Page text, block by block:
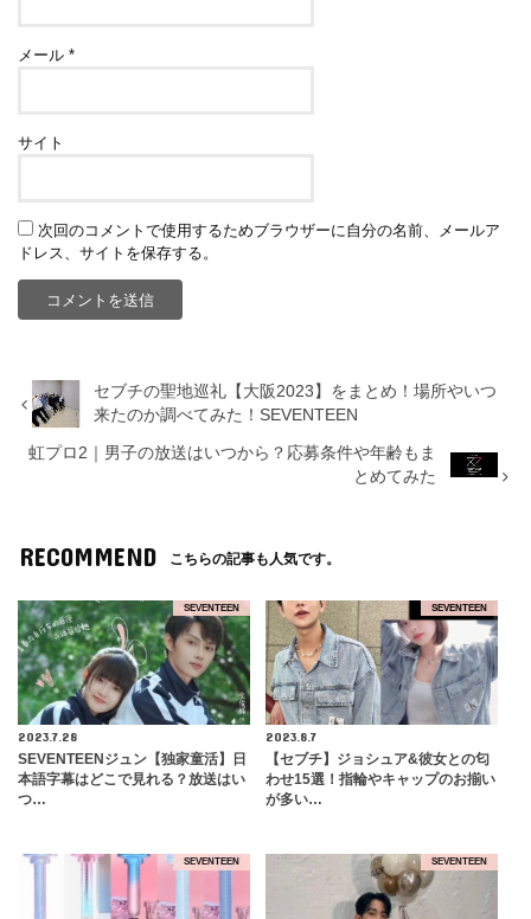
メール*
サイト
次回のコメントで使用するためブラウザーに自分の名前、メールア
ドレス、サイトを保存する。
セブチの聖地巡礼【大阪2023】をまとめ！場所やいつ
来たのか調べてみた！SEVENTEEN
虹プロ2｜男子の放送はいつから？応募条件や年齢もま
とめてみた
RECOMMEND こちらの記事も人気です。
SEVENTEEN
2023.7.28
SEVENTEENジュン【独家童活】日
本語字幕はどこで見れる？放送はい
つ…
SEVENTEEN
2023.8.7
【セブチ】ジョシュア&彼女との匂
わせ15選！指輪やキャップのお揃い
が多い…
SEVENTEEN SEVENTEEN